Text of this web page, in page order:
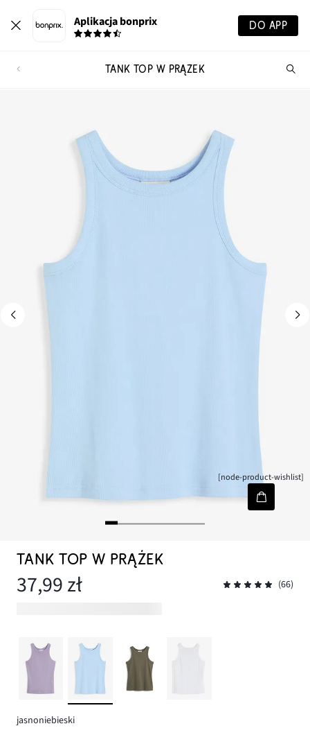
Aplikacja bonprix DO APP
TANK TOP W PRĄŻEK
[node-product-wishlist]
TANK TOP W PRĄŻEK
37,99 zł (66)
jasnoniebieski